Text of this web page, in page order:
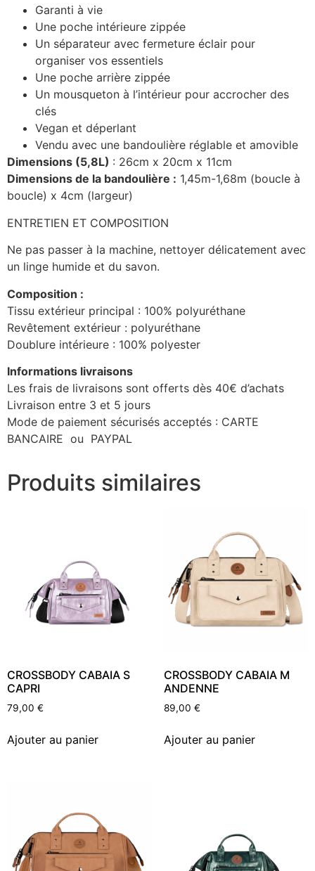
Garanti à vie
Une poche intérieure zippée
Un séparateur avec fermeture éclair pour
organiser vos essentiels
Une poche arrière zippée
Un mousqueton à l’intérieur pour accrocher des
clés
Vegan et déperlant
Vendu avec une bandoulière réglable et amovible
Dimensions (5,8L) : 26cm x 20cm x 11cm
Dimensions de la bandoulière : 1,45m-1,68m (boucle à
boucle) x 4cm (largeur)
ENTRETIEN ET COMPOSITION
Ne pas passer à la machine, nettoyer délicatement avec
un linge humide et du savon.
Composition :
Tissu extérieur principal : 100% polyuréthane
Revêtement extérieur : polyuréthane
Doublure intérieure : 100% polyester
Informations livraisons
Les frais de livraisons sont offerts dès 40€ d’achats
Livraison entre 3 et 5 jours
Mode de paiement sécurisés acceptés : CARTE
BANCAIRE ou PAYPAL
Produits similaires
CROSSBODY CABAIA S
CAPRI
79,00 €
Ajouter au panier
CROSSBODY CABAIA M
ANDENNE
89,00 €
Ajouter au panier